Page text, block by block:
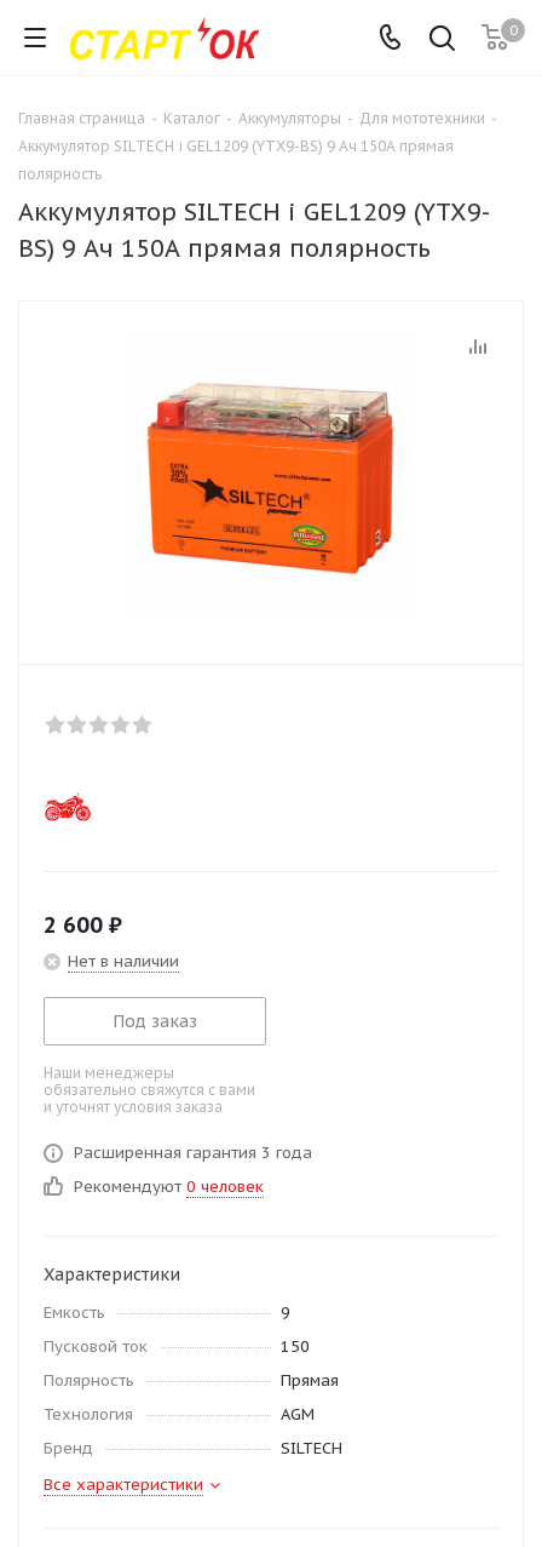
0
Главная страница - Каталог - Аккумуляторы - Для мототехники -
Аккумулятор SILTECH i GEL1209 (YTX9-BS) 9 Ач 150А прямая
полярность
Аккумулятор SILTECH i GEL1209 (YTX9-
BS) 9 Ач 150А прямая полярность
2 600 ₽
Нет в наличии
Под заказ
Наши менеджеры
обязательно свяжутся с вами
и уточнят условия заказа
Расширенная гарантия 3 года
Рекомендуют 0 человек
Характеристики
Емкость
9
Пусковой ток
150
Полярность
Прямая
Технология
AGM
Бренд
SILTECH
Все характеристики